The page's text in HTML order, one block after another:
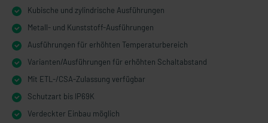
Kubische und zylindrische Ausführungen
Metall- und Kunststoff-Ausführungen
Ausführungen für erhöhten Temperaturbereich
Varianten/Ausführungen für erhöhten Schaltabstand
Mit ETL-/CSA-Zulassung verfügbar
Schutzart bis IP69K
Verdeckter Einbau möglich